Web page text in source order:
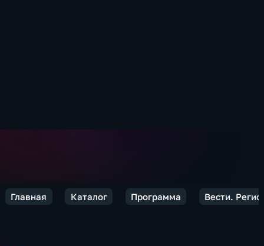
Главная Каталог Программа Вести.